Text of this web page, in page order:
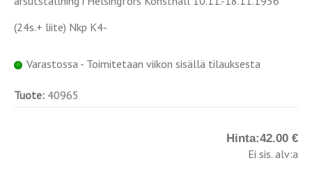
(24s.+ liite) Nkp K4-
Varastossa - Toimitetaan viikon sisällä tilauksesta
Tuote: 40965
Hinta:42.00 €
Ei sis. alv:a